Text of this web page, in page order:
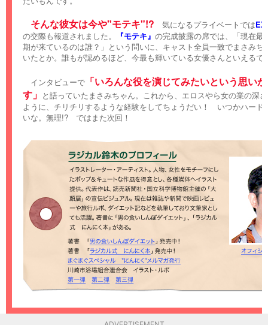
そんな彼女は今や"モテキ"!? 気になるプライベートでは
の交際も報道されました。
『モテキ』 の完成披露の席では、「現在最
期が来ているのは誰？」という問いに、キャスト全員一致でまさみち
いたとか。誰もが認めるほど、今最も輝いている女優さんといえるで
インタビューで 「いろんな役を演じてみたいという思い
す」 と語っていたまさみちゃん。これから、エロスやら女の業の深
ように、チリチリするような経験をしてちょうだい！ いつかハード
いな。無理!? ではまた次回！